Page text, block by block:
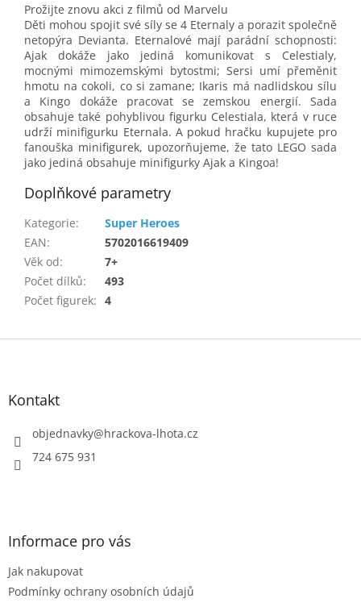
Prožijte znovu akci z filmů od Marvelu
Děti mohou spojit své síly se 4 Eternaly a porazit společně
netopýra Devianta. Eternalové mají parádní schopnosti:
Ajak dokáže jako jediná komunikovat s Celestialy,
mocnými mimozemskými bytostmi; Sersi umí přeměnit
hmotu na cokoli, co si zamane; Ikaris má nadlidskou sílu
a Kingo dokáže pracovat se zemskou energií. Sada
obsahuje také pohyblivou figurku Celestiala, která v ruce
udrží minifigurku Eternala. A pokud hračku kupujete pro
fanouška minifigurek, upozorňujeme, že tato LEGO sada
jako jediná obsahuje minifigurky Ajak a Kingoa!
Doplňkové parametry
Kategorie:
Super Heroes
EAN:
5702016619409
Věk od:
7+
Počet dílků:
493
Počet figurek: 4
Z
Kontakt
objednavky@hrackova-lhota.cz
724 675 931
Informace pro vás
Jak nakupovat
Podmínky ochrany osobních údajů